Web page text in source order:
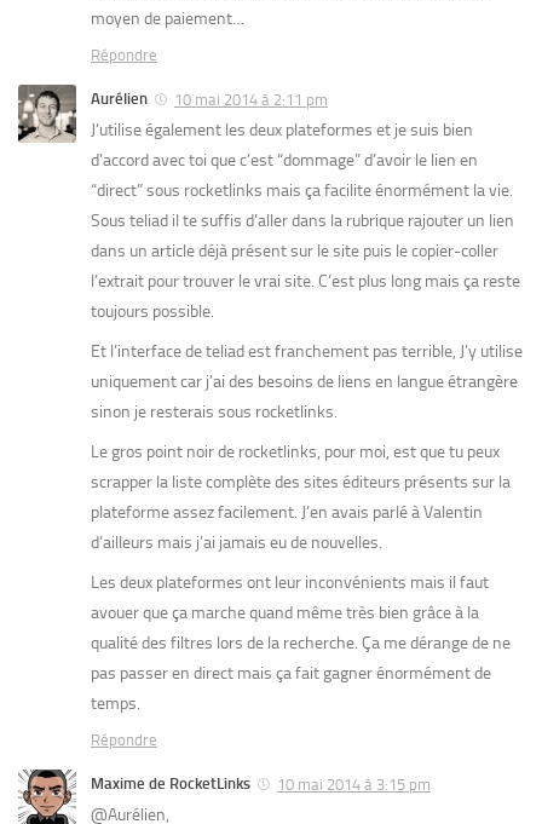
moyen de paiement…
Répondre
Aurélien 10 mai 2014 à 2:11 pm
J’utilise également les deux plateformes et je suis bien
d’accord avec toi que c’est “dommage” d’avoir le lien en
“direct” sous rocketlinks mais ça facilite énormément la vie.
Sous teliad il te suffis d’aller dans la rubrique rajouter un lien
dans un article déjà présent sur le site puis le copier-coller
l’extrait pour trouver le vrai site. C’est plus long mais ça reste
toujours possible.
Et l’interface de teliad est franchement pas terrible, J’y utilise
uniquement car j’ai des besoins de liens en langue étrangère
sinon je resterais sous rocketlinks.
Le gros point noir de rocketlinks, pour moi, est que tu peux
scrapper la liste complète des sites éditeurs présents sur la
plateforme assez facilement. J’en avais parlé à Valentin
d’ailleurs mais j’ai jamais eu de nouvelles.
Les deux plateformes ont leur inconvénients mais il faut
avouer que ça marche quand même très bien grâce à la
qualité des filtres lors de la recherche. Ça me dérange de ne
pas passer en direct mais ça fait gagner énormément de
temps.
Répondre
Maxime de RocketLinks 10 mai 2014 à 3:15 pm
@Aurélien,